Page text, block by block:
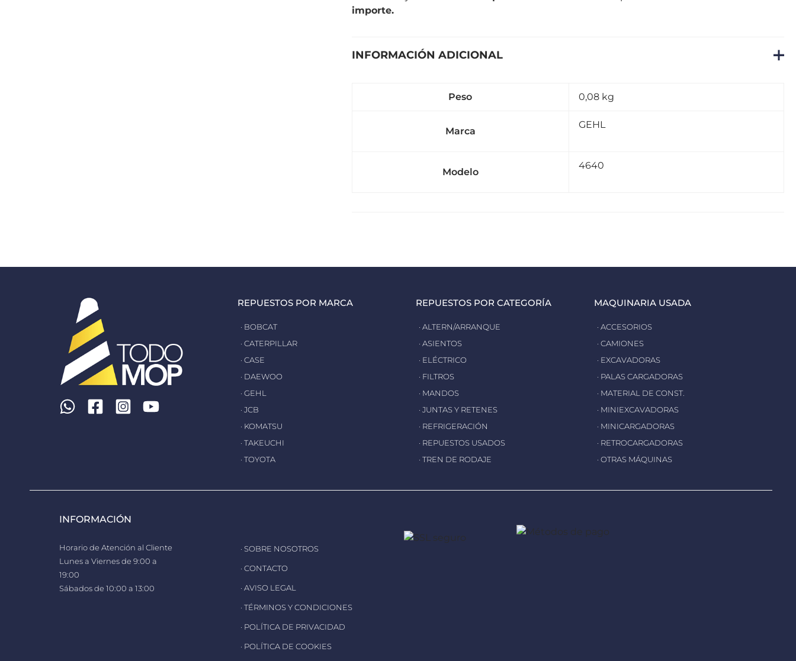
importe.
INFORMACIÓN ADICIONAL
Peso 0,08 kg
Marca
GEHL
Modelo
4640
REPUESTOS POR MARCA
· BOBCAT
· CATERPILLAR
· CASE
· DAEWOO
· GEHL
· JCB
· KOMATSU
· TAKEUCHI
· TOYOTA
REPUESTOS POR CATEGORÍA
· ALTERN/ARRANQUE
· ASIENTOS
· ELÉCTRICO
· FILTROS
· MANDOS
· JUNTAS Y RETENES
· REFRIGERACIÓN
· REPUESTOS USADOS
· TREN DE RODAJE
MAQUINARIA USADA
· ACCESORIOS
· CAMIONES
· EXCAVADORAS
· PALAS CARGADORAS
· MATERIAL DE CONST.
· MINIEXCAVADORAS
· MINICARGADORAS
· RETROCARGADORAS
· OTRAS MÁQUINAS
INFORMACIÓN
Horario de Atención al Cliente
Lunes a Viernes de 9:00 a
19:00
Sábados de 10:00 a 13:00
· SOBRE NOSOTROS
· CONTACTO
· AVISO LEGAL
· TÉRMINOS Y CONDICIONES
· POLÍTICA DE PRIVACIDAD
· POLÍTICA DE COOKIES